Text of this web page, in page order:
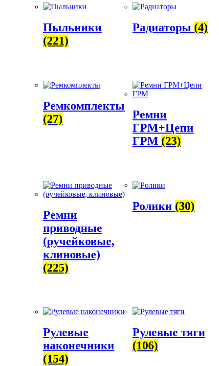
Пыльники
(221)
Радиаторы (4)
Ремкомплекты
(27)
Ремни
ГРМ+Цепи
ГРМ (23)
Ремни
приводные
(ручейковые,
клиновые)
(225)
Ролики (30)
Рулевые
наконечники
(154)
Рулевые тяги
(106)